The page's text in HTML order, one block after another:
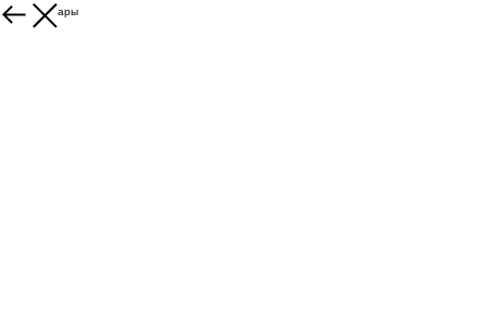
Другие товары